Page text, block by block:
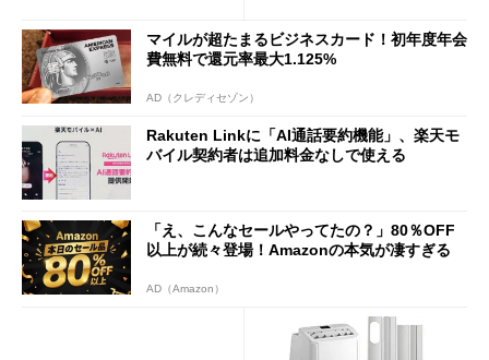
マイルが超たまるビジネスカード！初年度年会
費無料で還元率最大1.125%
AD（クレディセゾン）
Rakuten Linkに「AI通話要約機能」、楽天モ
バイル契約者は追加料金なしで使える
「え、こんなセールやってたの？」80％OFF
以上が続々登場！Amazonの本気が凄すぎる
AD（Amazon）